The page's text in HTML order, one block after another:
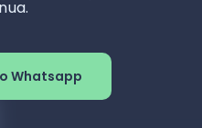
Whatsapp